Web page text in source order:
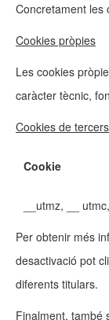
Concretament les
Cookies pròpies
Les cookies
caràcter tècnic,
Cookies de
Cookie
__utmz, __
Per obtenir més
desactivació pot
diferents titulars.
Finalment, també